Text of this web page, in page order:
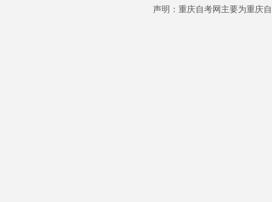
声明：重庆自考网主要为重庆